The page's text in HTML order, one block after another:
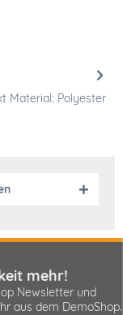
Material: Polyester
mehr!
Newsletter und
aus dem DemoShop.